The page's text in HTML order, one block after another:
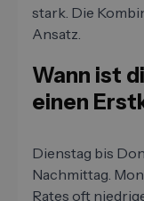
stark. Die
Ansatz.
Wann ist
einen
Dienstag bis
Nachmittag.
Rates oft